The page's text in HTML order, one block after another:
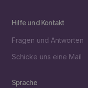
Hilfe und Kontakt
Fragen und Antworten
Schicke uns eine Mail
Sprache